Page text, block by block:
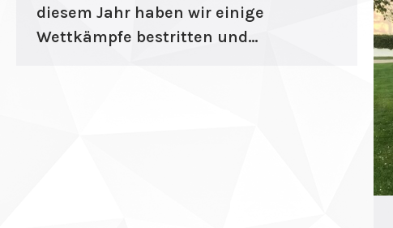
diesem Jahr haben wir einige
Wettkämpfe bestritten und…